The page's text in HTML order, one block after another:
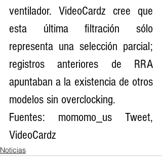
ventilador. VideoCardz cree que
esta última filtración sólo
representa una selección parcial;
registros anteriores de RRA
apuntaban a la existencia de otros
modelos sin overclocking.
Fuentes: momomo_us Tweet,
VideoCardz
Noticias